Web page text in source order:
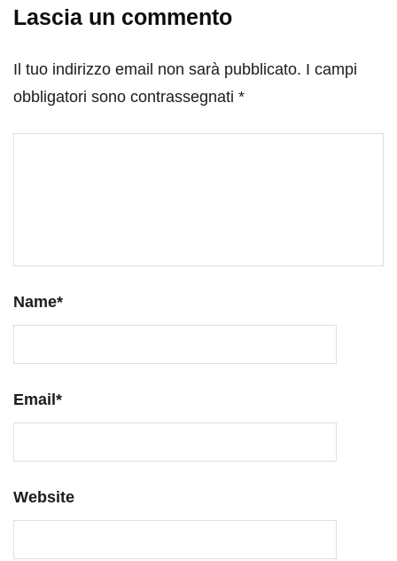
Lascia un commento
Il tuo indirizzo email non sarà pubblicato. I campi
obbligatori sono contrassegnati *
Name*
Email *
Website